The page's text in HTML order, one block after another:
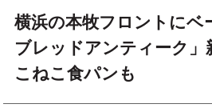
横浜の本牧フロントにベ
ブレッドアンティーク」
こねこ食パンも